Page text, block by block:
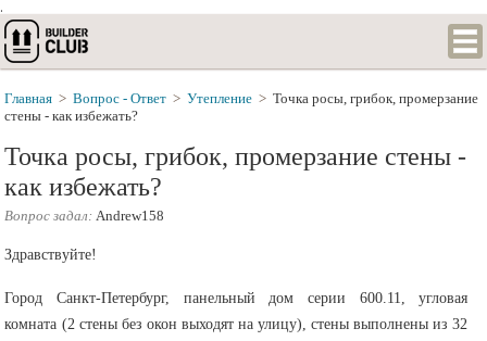
.
Главная > Вопрос - Ответ > Утепление > Точка росы, грибок, промерзание
стены - как избежать?
Точка росы, грибок, промерзание стены -
как избежать?
Вопрос задал: Andrew158
Здравствуйте!
Город Санкт-Петербург, панельный дом серии 600.11, угловая
комната (2 стены без окон выходят на улицу), стены выполнены из 32